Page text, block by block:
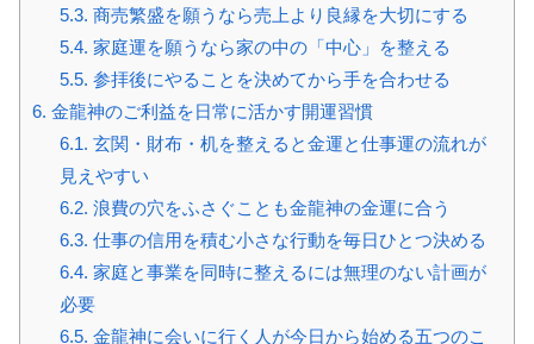
5.3. 商売繁盛を願うなら売上より良縁を大切にする
5.4. 家庭運を願うなら家の中の「中心」を整える
5.5. 参拝後にやることを決めてから手を合わせる
6. 金龍神のご利益を日常に活かす開運習慣
6.1. 玄関・財布・机を整えると金運と仕事運の流れが
見えやすい
6.2. 浪費の穴をふさぐことも金龍神の金運に合う
6.3. 仕事の信用を積む小さな行動を毎日ひとつ決める
6.4. 家庭と事業を同時に整えるには無理のない計画が
必要
6.5. 金龍神に会いに行く人が今日から始める五つのこ